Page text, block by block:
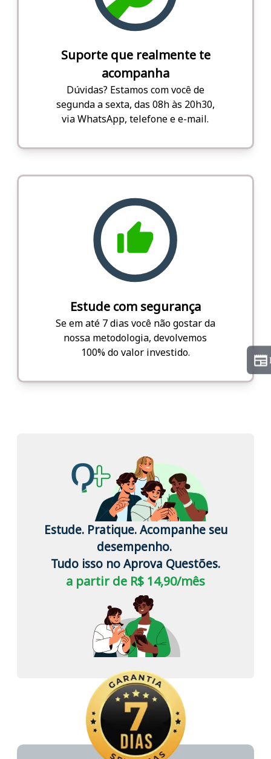
Suporte que realmente te
acompanha
Dúvidas? Estamos com você de
segunda a sexta, das 08h às 20h30,
via WhatsApp, telefone e e-mail.
Estude com segurança
Se em até 7 dias você não gostar da
nossa metodologia, devolvemos
100% do valor investido.
Estude. Pratique. Acompanhe seu
desempenho.
Tudo isso no Aprova Questões.
a partir de R$ 14,90/mês